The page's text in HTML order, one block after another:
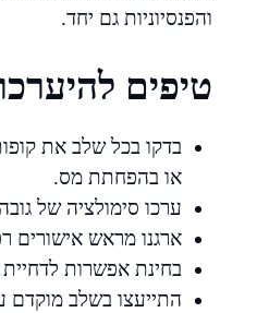
והפנסיוניות גם יחד.
טיפים
בדקו בכל שלב את
או בהפחתת מס.
ערכו סימולציה של
ארגנו מראש אישורים
בחינת אפשרות
התייעצו בשלב מוקדם